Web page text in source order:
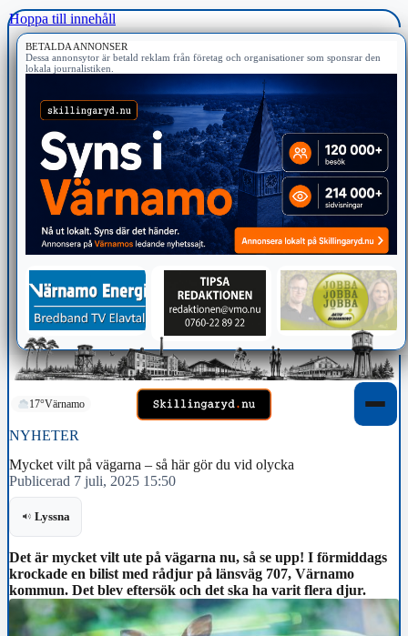
Hoppa till innehåll
BETALDA ANNONSER
Dessa annonsytor är betald reklam från företag och organisationer som sponsrar den
lokala journalistiken.
17°Värnamo
NYHETER
Mycket vilt på vägarna – så här gör du vid olycka
Publicerad 7 juli, 2025 15:50
Lyssna
Det är mycket vilt ute på vägarna nu, så se upp! I förmiddags
krockade en bilist med rådjur på länsväg 707, Värnamo
kommun. Det blev eftersök och det ska ha varit flera djur.